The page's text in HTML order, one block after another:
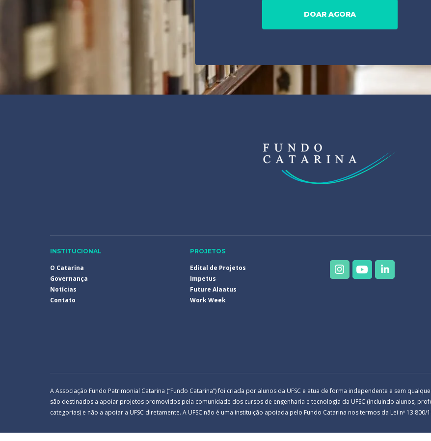
DOAR AGORA
INSTITUCIONAL
O Catarina
Governança
Notícias
Contato
PROJETOS
Edital de Projetos
Impetus
Future Alaatus
Work Week
A Associação Fundo Patrimonial Catarina (“Fundo Catarina”) foi criada por alunos da UFSC e atua de forma independente e sem
são destinados a apoiar projetos promovidos pela comunidade dos cursos de engenharia e tecnologia da UFSC (incluindo alunos,
categorias) e não a apoiar a UFSC diretamente. A UFSC não é uma instituição apoiada pelo Fundo Catarina nos termos da Lei nº 13.800/